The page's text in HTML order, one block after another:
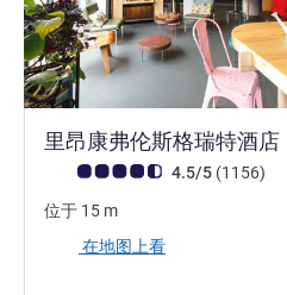
里昂康弗伦斯格瑞特酒店
客户意见评级 (ALL 评级)
4.5/5 (1156评论
)
位于 15 m
在地图上看